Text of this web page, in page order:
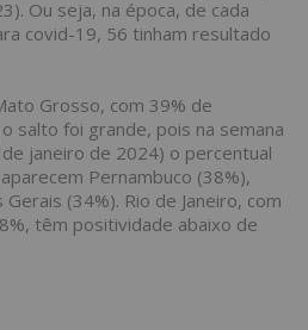
Ou seja, na época, de cada
covid-19, 56 tinham resultado
Grosso, com 39% de
salto foi grande, pois na semana
janeiro de 2024) o percentual
Pernambuco (38%),
(34%). Rio de Janeiro, com
têm positividade abaixo de